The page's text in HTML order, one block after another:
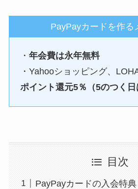
PayPayカードを作る
・年会費は永年無料
・Yahooショッピング、
ポイント還元5％（5のつく日
目次
PayPayカードの入会特典